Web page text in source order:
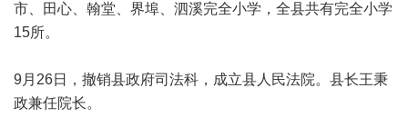
市、田心、翰堂、界埠、泗溪完全小学，全县共有完全小学
15所。
9月26日，撤销县政府司法科，成立县人民法院。县长王秉
政兼任院长。